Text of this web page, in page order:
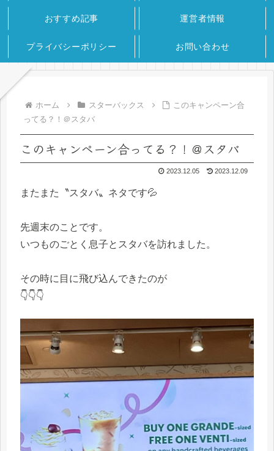
おすすめ記事 運営者情報
プライバシーポリシー お問い合わせ
ホーム スターバックス
このキャンペーン合
ってる？！＠スタバ
このキャンペーン合ってる？！＠スタバ
2023.12.05 2023.12.09
またまた〝スタバ〟ネタです💦
先週末のことです。
いつものごとく息子とスタバを訪れました。
その時に目に飛び込んできたのが
👇👇👇